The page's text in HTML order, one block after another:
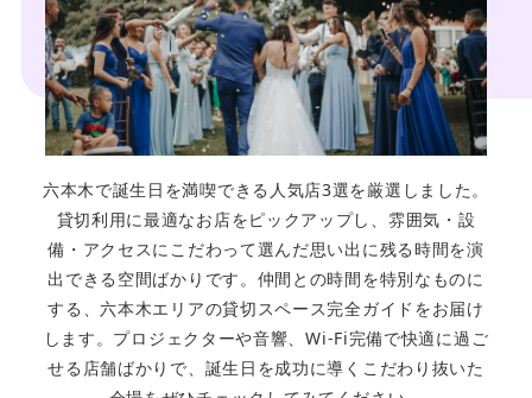
六本木で誕生日を満喫できる人気店3選を厳選しました。
貸切利用に最適なお店をピックアップし、雰囲気・設
備・アクセスにこだわって選んだ思い出に残る時間を演
出できる空間ばかりです。仲間との時間を特別なものに
する、六本木エリアの貸切スペース完全ガイドをお届け
します。プロジェクターや音響、Wi-Fi完備で快適に過ご
せる店舗ばかりで、誕生日を成功に導くこだわり抜いた